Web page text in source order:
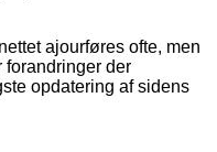
ajourføres ofte, men
forandringer der
opdatering af sidens